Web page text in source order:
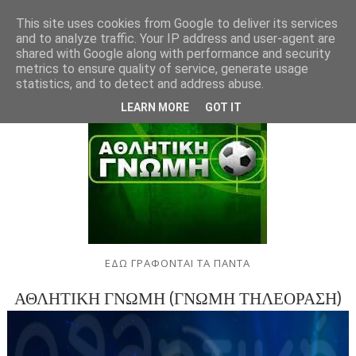
ΕΔΩ ΓΡΑΦΟΝΤΑΙ ΤΑ ΠΑΝΤΑ
ΑΘΛΗΤΙΚΗ ΓΝΩΜΗ (ΓΝΩΜΗ ΤΗΛΕΟΡΑΣΗ)
This site uses cookies from Google to deliver its services
and to analyze traffic. Your IP address and user-agent are
shared with Google along with performance and security
metrics to ensure quality of service, generate usage
statistics, and to detect and address abuse.
LEARN MORE GOT IT